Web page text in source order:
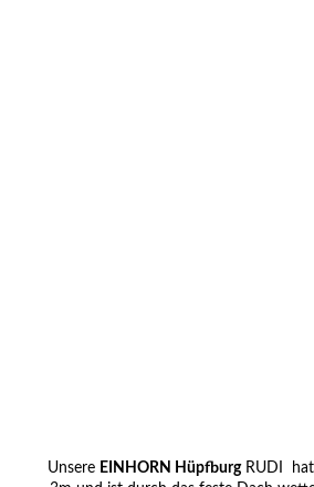
Unsere EINHORN HüpfburgRUDI hat